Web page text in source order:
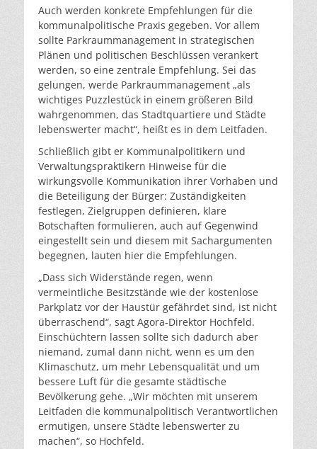
Auch werden konkrete Empfehlungen für die
kommunalpolitische Praxis gegeben. Vor allem
sollte Parkraummanagement in strategischen
Plänen und politischen Beschlüssen verankert
werden, so eine zentrale Empfehlung. Sei das
gelungen, werde Parkraummanagement „als
wichtiges Puzzlestück in einem größeren Bild
wahrgenommen, das Stadtquartiere und Städte
lebenswerter macht“, heißt es in dem Leitfaden.
Schließlich gibt er Kommunalpolitikern und
Verwaltungspraktikern Hinweise für die
wirkungsvolle Kommunikation ihrer Vorhaben und
die Beteiligung der Bürger: Zuständigkeiten
festlegen, Zielgruppen definieren, klare
Botschaften formulieren, auch auf Gegenwind
eingestellt sein und diesem mit Sachargumenten
begegnen, lauten hier die Empfehlungen.
„Dass sich Widerstände regen, wenn
vermeintliche Besitzstände wie der kostenlose
Parkplatz vor der Haustür gefährdet sind, ist nicht
überraschend“, sagt Agora-Direktor Hochfeld.
Einschüchtern lassen sollte sich dadurch aber
niemand, zumal dann nicht, wenn es um den
Klimaschutz, um mehr Lebensqualität und um
bessere Luft für die gesamte städtische
Bevölkerung gehe. „Wir möchten mit unserem
Leitfaden die kommunalpolitisch Verantwortlichen
ermutigen, unsere Städte lebenswerter zu
machen“, so Hochfeld.